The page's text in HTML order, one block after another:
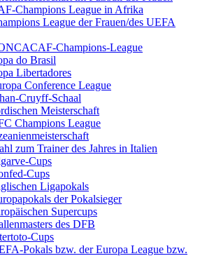
Champions League in Afrika
League der Frauen/des UEFA
Champions-League
do Brasil
Libertadores
Conference League
Cruyff-Schaal
Meisterschaft
Champions League
zum Trainer des Jahres in Italien
Cups
Cups
Ligapokals
der Pokalsieger
Supercups
des DFB
Cups
Pokals bzw. der Europa League bzw.